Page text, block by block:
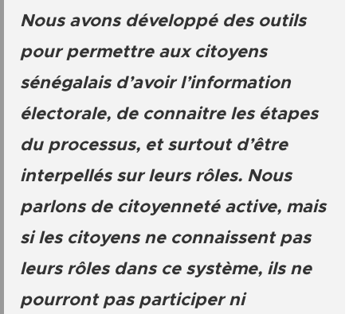
Nous avons développé des outils
pour permettre aux citoyens
sénégalais d’avoir l’information
électorale, de connaitre les étapes
du processus, et surtout d’être
interpellés sur leurs rôles. Nous
parlons de citoyenneté active, mais
si les citoyens ne connaissent pas
leurs rôles dans ce système, ils ne
pourront pas participer ni